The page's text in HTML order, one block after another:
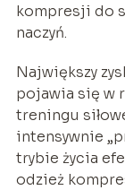
kompresji do
naczyń.
Największy
pojawia się w
treningu
intensywnie
trybie życia
odzież